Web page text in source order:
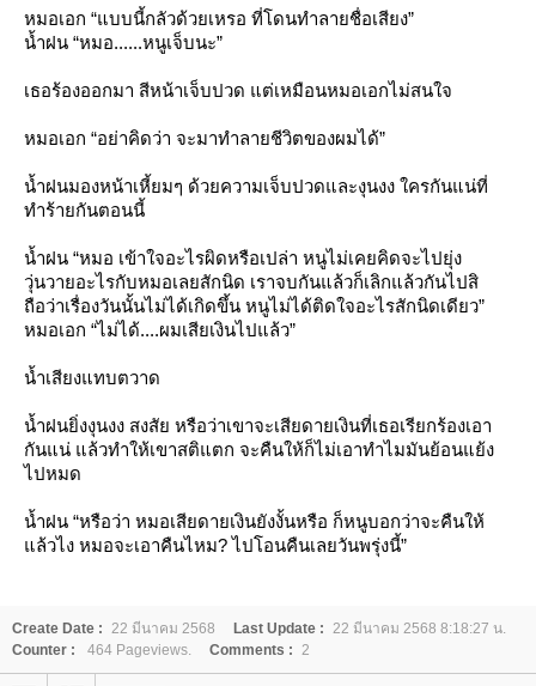
หมอเอก “แบบนี้กลัวด้วยเหรอ ที่โดนทำลายชื่อเสียง”
น้ำฝน “หมอ......หนูเจ็บนะ”
เธอร้องออกมา สีหน้าเจ็บปวด แต่เหมือนหมอเอกไม่สนใจ
หมอเอก “อย่าคิดว่า จะมาทำลายชีวิตของผมได้”
น้ำฝนมองหน้าเหี้ยมๆ ด้วยความเจ็บปวดและงุนงง ใครกันแน่ที่
ทำร้ายกันตอนนี้
น้ำฝน “หมอ เข้าใจอะไรผิดหรือเปล่า หนูไม่เคยคิดจะไปยุ่ง
วุ่นวายอะไรกับหมอเลยสักนิด เราจบกันแล้วก็เลิกแล้วกันไปสิ
ถือว่าเรื่องวันนั้นไม่ได้เกิดขึ้น หนูไม่ได้ติดใจอะไรสักนิดเดียว”
หมอเอก “ไม่ได้....ผมเสียเงินไปแล้ว”
น้ำเสียงแทบตวาด
น้ำฝนยิ่งงุนงง สงสัย หรือว่าเขาจะเสียดายเงินที่เธอเรียกร้องเอา
กันแน่ แล้วทำให้เขาสติแตก จะคืนให้ก็ไม่เอาทำไมมันย้อนแย้ง
ไปหมด
น้ำฝน “หรือว่า หมอเสียดายเงินยังงั้นหรือ ก็หนูบอกว่าจะคืนให้
ล้วไง หมอจะเอาคืนไหม? ไปโอนคืนเลยวันพรุ่งนี้”
Create Date : 22 มีนาคม 2568 Last Update : 22 มีนาคม 2568 8:18:27 น.
Counter :
464 Pageviews. Comments : 2